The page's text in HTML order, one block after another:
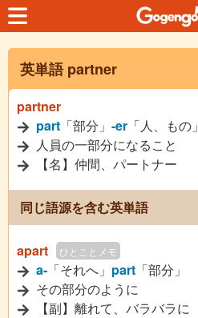
英単語 partner
partner
part 「部分」 -er 「人、もの」
人員の一部分になること
【名】仲間、パートナー
同じ語源を含む英単語
apart ひとことメモ
a- 「それへ」 part 「部分」
その部分のように
【副】離れて、バラバラに